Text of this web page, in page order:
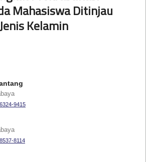
Mahasiswa Ditinjau
Kelamin
9415
8114